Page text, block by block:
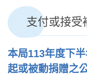
支付或接受
本局113年度下
起或被動捐贈之